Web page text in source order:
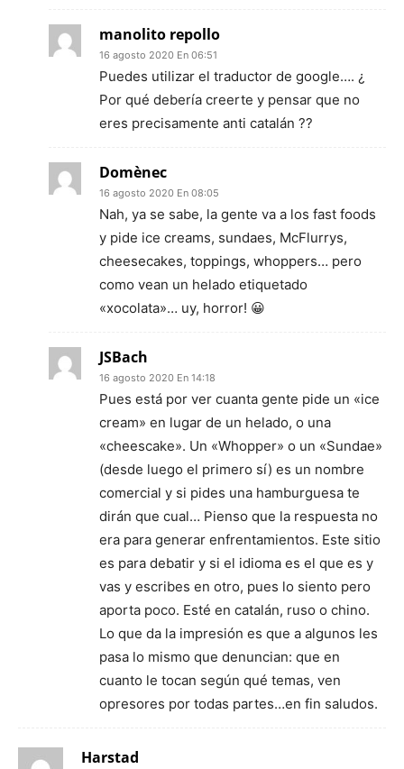
manolito repollo
16 agosto 2020 En 06:51
Puedes utilizar el traductor de google…. ¿
Por qué debería creerte y pensar que no
eres precisamente anti catalán ??
Domènec
16 agosto 2020 En 08:05
Nah, ya se sabe, la gente va a los fast foods
y pide ice creams, sundaes, McFlurrys,
cheesecakes, toppings, whoppers… pero
como vean un helado etiquetado
«xocolata»… uy, horror! 😀
JSBach
16 agosto 2020 En 14:18
Pues está por ver cuanta gente pide un «ice
cream» en lugar de un helado, o una
«cheescake». Un «Whopper» o un «Sundae»
(desde luego el primero sí) es un nombre
comercial y si pides una hamburguesa te
dirán que cual… Pienso que la respuesta no
era para generar enfrentamientos. Este sitio
es para debatir y si el idioma es el que es y
vas y escribes en otro, pues lo siento pero
aporta poco. Esté en catalán, ruso o chino.
Lo que da la impresión es que a algunos les
pasa lo mismo que denuncian: que en
cuanto le tocan según qué temas, ven
opresores por todas partes…en fin saludos.
Harstad